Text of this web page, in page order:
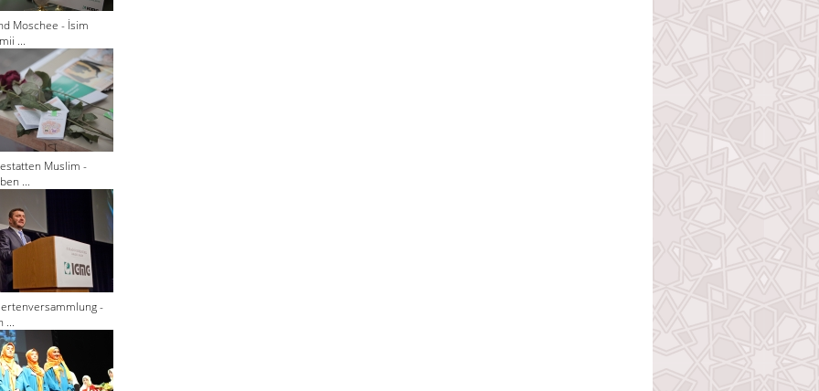
Moschee - İsim
...
Muslim -
...
-
...